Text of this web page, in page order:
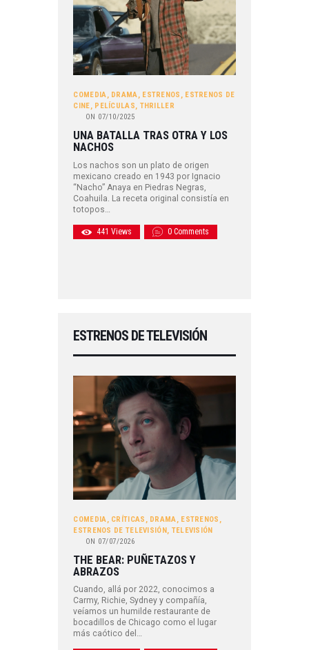
COMEDIA, DRAMA, ESTRENOS , ESTRENOS DE
CINE, PELÍCULAS, THRILLER
ON 07/10/2025
UNA BATALLA TRAS OTRA Y LOS
NACHOS
Los nachos son un plato de origen
mexicano creado en 1943 por Ignacio
“Nacho” Anaya en Piedras Negras,
Coahuila. La receta original consistía en
totopos…
441 Views 0 Comments
ESTRENOS DE TELEVISIÓN
COMEDIA, CRÍTICAS , DRAMA, ESTRENOS ,
ESTRENOS DE TELEVISIÓN, TELEVISIÓN
ON 07/07/2026
THE BEAR: PUÑETAZOS Y
ABRAZOS
Cuando, allá por 2022, conocimos a
Carmy, Richie, Sydney y compañía,
veíamos un humilde restaurante de
bocadillos de Chicago como el lugar
más caótico del…